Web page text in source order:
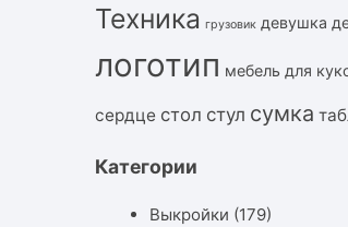
Техника грузовик девушка
логотип мебель для
сердце стол стул сумка
Категории
Выкройки (179)